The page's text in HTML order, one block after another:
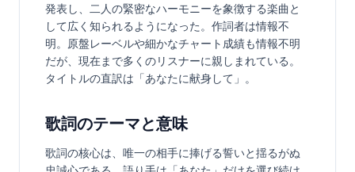
発表し、二人の緊密なハーモニーを象徴する楽曲と
して広く知られるようになった。作詞者は情報不
明。原盤レーベルや細かなチャート成績も情報不明
だが、現在まで多くのリスナーに親しまれている。
タイトルの直訳は「あなたに献身して」。
歌詞のテーマと意味
歌詞の核心は、唯一の相手に捧げる誓いと揺るがぬ